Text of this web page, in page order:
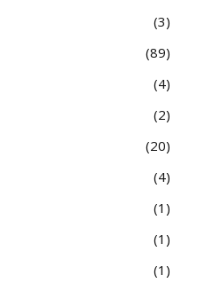
3
89
4
2
20
4
1
1
1